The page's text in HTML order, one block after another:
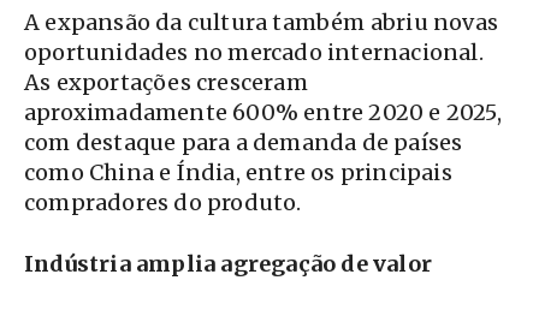
A expansão da cultura também abriu novas
oportunidades no mercado internacional.
As exportações cresceram
aproximadamente 600% entre 2020 e 2025,
com destaque para a demanda de países
como China e Índia, entre os principais
compradores do produto.
Indústria amplia agregação de valor